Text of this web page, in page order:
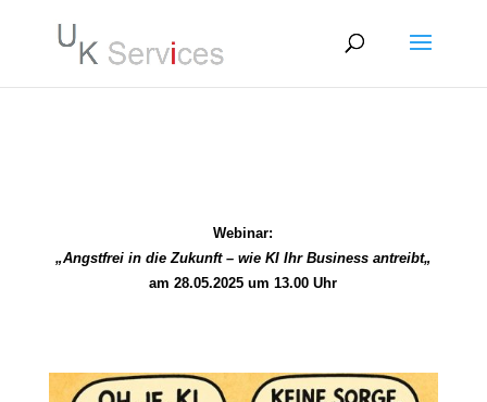
Webinar:
„Angstfrei in die Zukunft – wie KI Ihr Business antreibt„
am 28.05.2025 um 13.00 Uhr